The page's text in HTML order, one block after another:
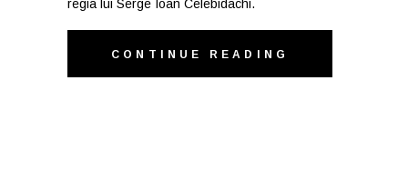
regia lui Serge Ioan Celebidachi.
CONTINUE READING